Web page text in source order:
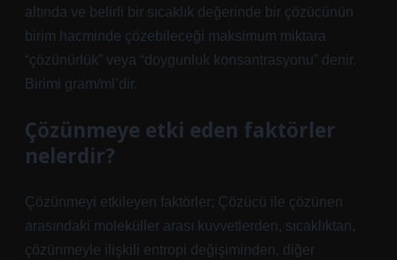
altında ve belirli bir sıcaklık değerinde bir çözücünün
birim hacminde çözebileceği maksimum miktara
“çözünürlük” veya “doygunluk konsantrasyonu” denir.
Birimi gram/ml’dir.
Çözünmeye etki eden faktörler
nelerdir?
Çözünmeyi etkileyen faktörler; Çözücü ile çözünen
arasındaki moleküller arası kuvvetlerden, sıcaklıktan,
çözünmeyle ilişkili entropi değişiminden, diğer